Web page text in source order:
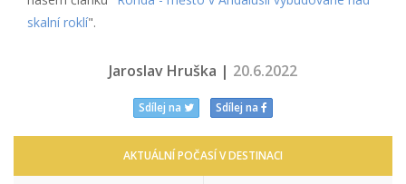
skalní roklí".
Jaroslav Hruška | 20.6.2022
Sdílej na Sdílej na
AKTUÁLNÍ POČASÍ V DESTINACI